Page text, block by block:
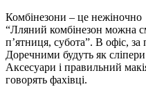
Комбінезони – це нежіночно
“Лляний комбінезон можна
п’ятниця, субота”. В офіс, за
Доречними будуть як сліпери
Аксесуари і правильний
говорять фахівці.